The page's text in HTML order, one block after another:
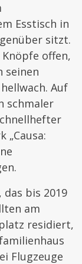
Esstisch in
sitzt.
offen,
seinen
Auf
schmaler
bis 2019
am
residiert,
Flugzeuge